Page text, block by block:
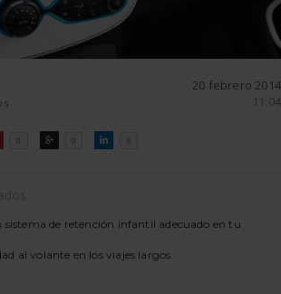
20 febrero 2014
11:04
0 
GOOGLE0 
LINKEDIN
0
sistema de retención infantil adecuado en tu
al volante en los viajes largos